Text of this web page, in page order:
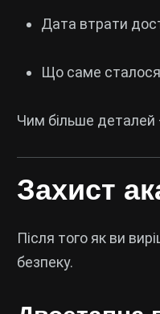
Дата втрати
Що саме сталося
Чим більше
Захист
Після того як ви
безпеку.